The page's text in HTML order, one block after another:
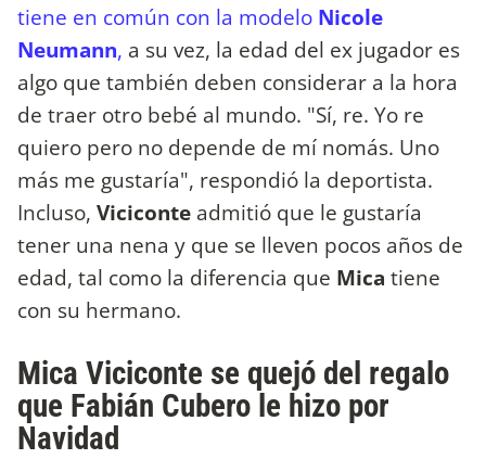
tiene en común con la modelo Nicole
Neumann, a su vez, la edad del ex jugador es
algo que también deben considerar a la hora
de traer otro bebé al mundo. "Sí, re. Yo re
quiero pero no depende de mí nomás. Uno
más me gustaría", respondió la deportista.
Incluso, Viciconte admitió que le gustaría
tener una nena y que se lleven pocos años de
edad, tal como la diferencia que Mica tiene
con su hermano.
Mica Viciconte se quejó del regalo
que Fabián Cubero le hizo por
Navidad